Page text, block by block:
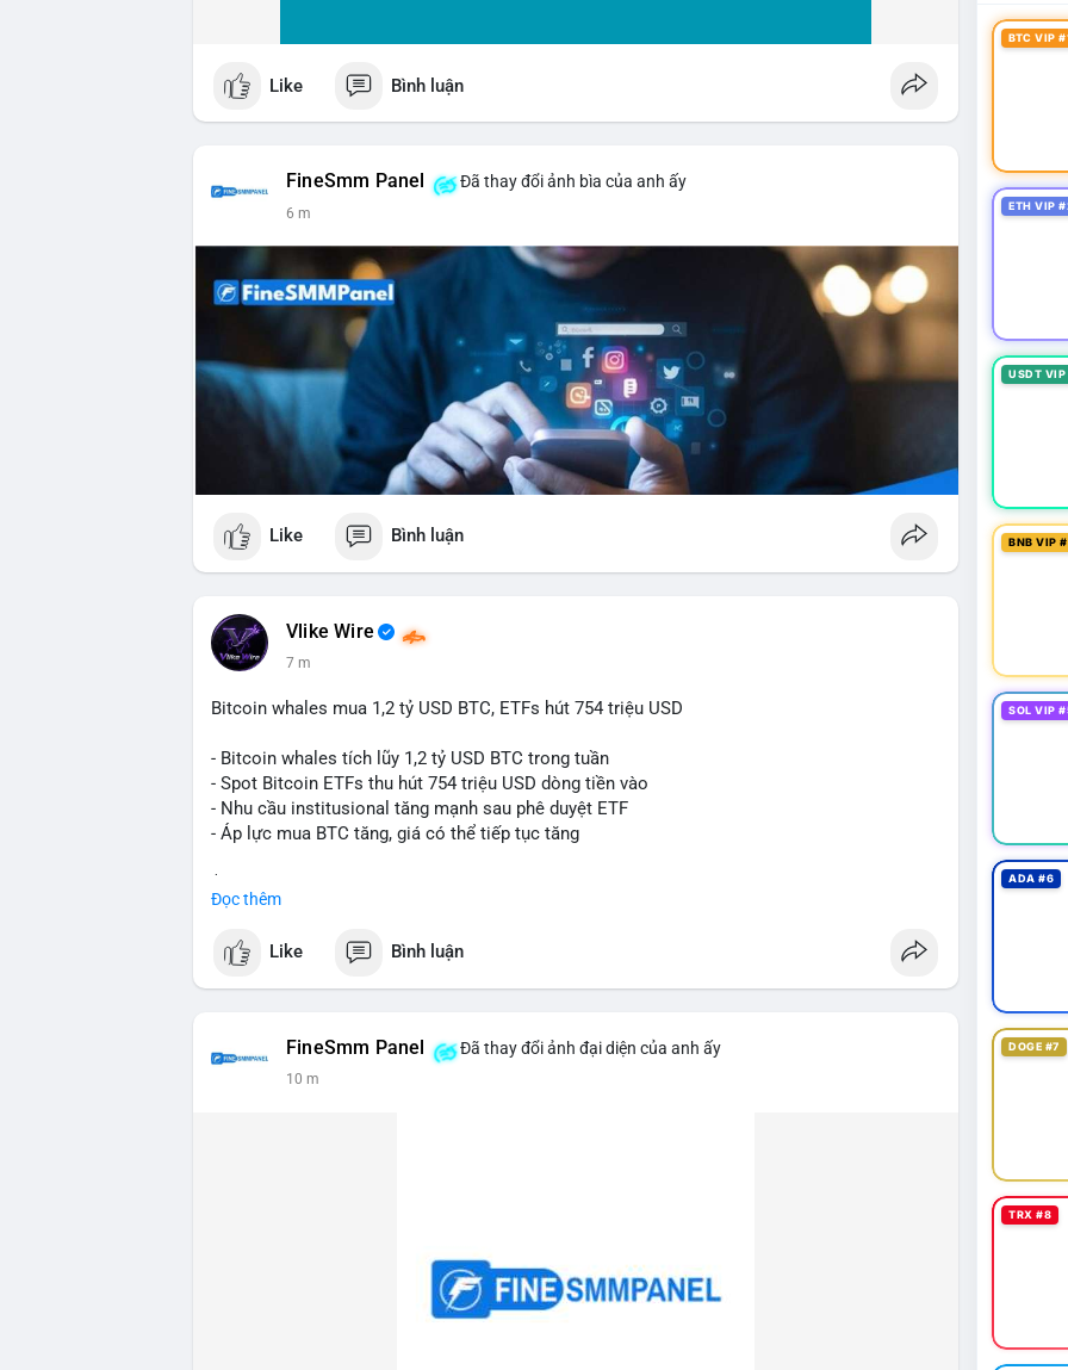
Like Bình luận
FineSmm Panel Đã thay đổi ảnh bìa của anh ấy
6 m
Like Bình luận
Vlike Wire
7 m
Bitcoin whales mua 1,2 tỷ USD BTC, ETFs hút 754 triệu USD
- Bitcoin whales tích lũy 1,2 tỷ USD BTC trong tuần
- Spot Bitcoin ETFs thu hút 754 triệu USD dòng tiền vào
- Nhu cầu institusional tăng mạnh sau phê duyệt ETF
- Áp lực mua BTC tăng, giá có thể tiếp tục tăng
Đọc thêm
Like Bình luận
FineSmm Panel Đã thay đổi ảnh đại diện của anh ấy
10 m
BTC VIP
ETH VIP
USDT
BNB VIP
SOL VIP
ADA #6
DOGE #7
TRX #8